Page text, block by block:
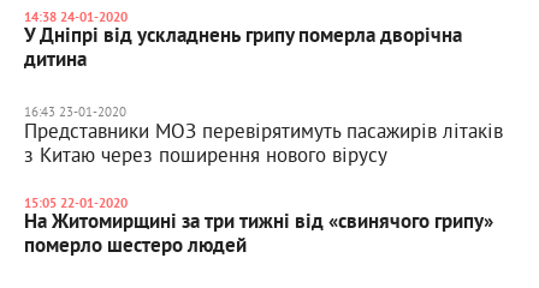
14:38 24-01-2020
У Дніпрі від ускладнень грипу померла дворічна
дитина
16:43 23-01-2020
Представники МОЗ перевірятимуть пасажирів літаків
з Китаю через поширення нового вірусу
15:05 22-01-2020
На Житомирщині за три тижні від «свинячого грипу»
померло шестеро людей